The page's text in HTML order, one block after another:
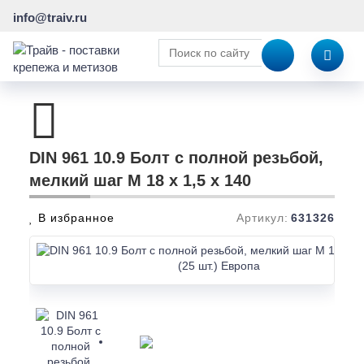
info@traiv.ru
DIN 961 10.9 Болт с полной резьбой,
мелкий шаг M 18 x 1,5 x 140
В избранное Артикул: 631326